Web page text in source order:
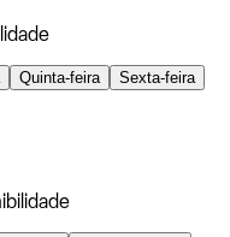
Quinta-feira
Sexta-feira